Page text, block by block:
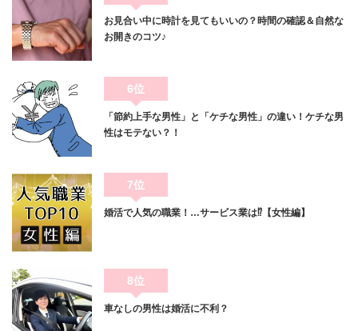
お見合い中に時計を見てもいいの？時間の確認＆自然な
お開きのコツ♪
6位
「節約上手な男性」と「ケチな男性」の違い！ケチな男
性はモテない？！
7位
婚活で人気の職業！…サービス業は⁉【女性編】
8位
車なしの男性は婚活に不利？